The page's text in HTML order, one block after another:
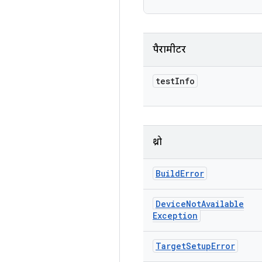
पैरामीटर
testInfo
थ्रो
BuildError
DeviceNotAvailable
Exception
TargetSetupError